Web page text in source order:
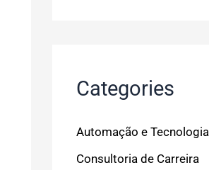
Categories
Automação e Tecnologia
Consultoria de Carreira